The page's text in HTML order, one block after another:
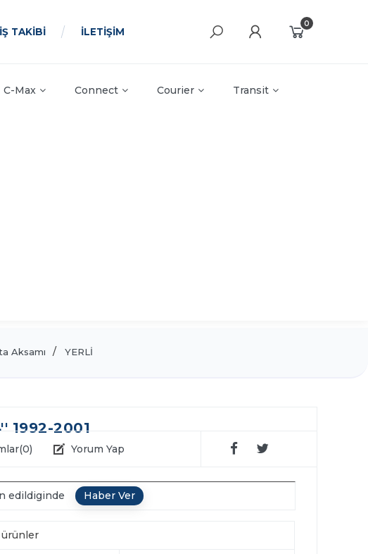
TAKİBİ İLETİŞİM
0
C-Max Connect Courier Transit
Aksamı YERLİ
1992-2001
(0) Yorum Yap
edildiginde